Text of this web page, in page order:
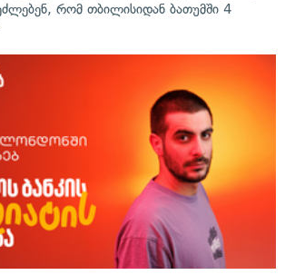
რომ თბილისიდან ბათუმში 4